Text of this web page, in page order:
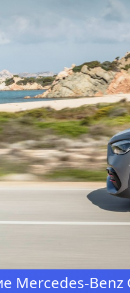
Mercedes-Benz